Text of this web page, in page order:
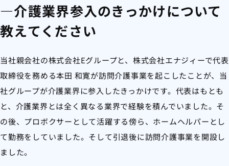
―介護業界参入のきっかけについて
教えてください
当社親会社の株式会社Eグループと、株式会社エナジィーで代表
取締役を務める本田 和寛が訪問介護事業を起こしたことが、当
社グループが介護業界に参入したきっかけです。代表はもとも
と、介護業界とは全く異なる業界で経験を積んでいました。そ
の後、プロボクサーとして活躍する傍ら、ホームヘルパーとし
て勤務をしていました。そして引退後に訪問介護事業を開設し
ました。